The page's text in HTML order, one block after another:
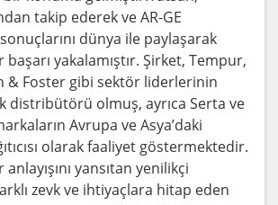
takip ederek ve AR-GE
sonuçlarını dünya ile paylaşarak
yakalamıştır. Şirket, Tempur,
& Foster gibi sektör liderlerinin
distribütörü olmuş, ayrıca Serta ve
Avrupa ve Asya’daki
olarak faaliyet göstermektedir.
yansıtan yenilikçi
zevk ve ihtiyaçlara hitap eden